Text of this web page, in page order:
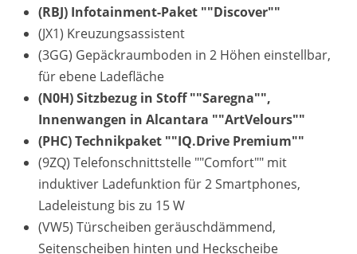
(RBJ) Infotainment-Paket ""Discover""
(JX1) Kreuzungsassistent
(3GG) Gepäckraumboden in 2 Höhen einstellbar,
für ebene Ladefläche
(N0H) Sitzbezug in Stoff ""Saregna"",
Innenwangen in Alcantara ""ArtVelours""
(PHC) Technikpaket ""IQ.Drive Premium""
(9ZQ) Telefonschnittstelle ""Comfort"" mit
induktiver Ladefunktion für 2 Smartphones,
Ladeleistung bis zu 15 W
(VW5) Türscheiben geräuschdämmend,
Seitenscheiben hinten und Heckscheibe